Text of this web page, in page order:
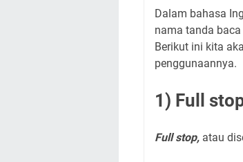
Dalam bahasa
nama tanda
Berikut ini kita
penggunaannya.
1) Full
Full stop, atau